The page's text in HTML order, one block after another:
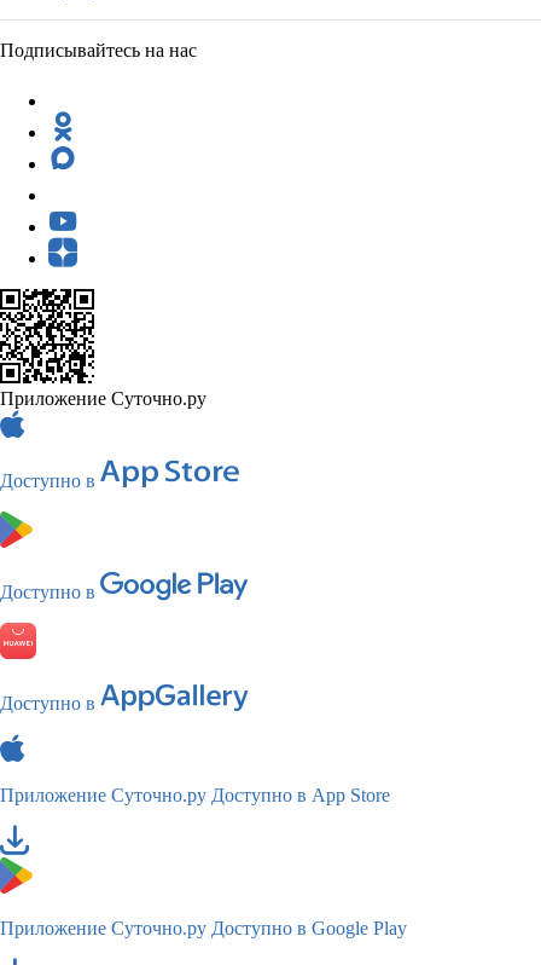
Подписывайтесь на нас
Приложение Суточно.ру
Доступно в
Доступно в
Доступно в
Приложение Суточно.ру Доступно в App Store
Приложение Суточно.ру Доступно в Google Play